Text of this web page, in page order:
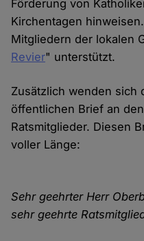
Förderung von
Kirchentagen
Mitgliedern der lokalen
Revier" unterstützt.
Zusätzlich wenden sich
öffentlichen Brief an
Ratsmitglieder. Diesen
voller Länge:
Sehr geehrter Herr
sehr geehrte